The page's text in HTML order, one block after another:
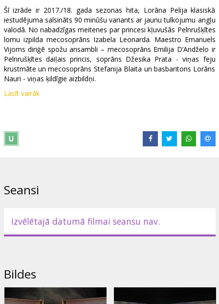
Kino
Klubs
Šī izrāde ir 2017./18. gada sezonas hita, Lorāna Pelija klasiskā
iestudējuma saīsināts 90 minūšu variants ar jaunu tulkojumu angļu
valodā. No nabadzīgas meitenes par princesi kļuvušās Pelnrušķītes
lomu izpilda mecosoprāns Izabela Leonarda. Maestro Emanuels
Vijoms diriģē spožu ansambli – mecosoprāns Emilija D’Andželo ir
Pelnrušķītes daiļais princis, soprāns Džesika Prata - viņas feju
krustmāte un mecosoprāns Stefanija Blaita un basbaritons Lorāns
Nauri - viņas ķildīgie aizbildņi.
Lasīt vairāk
Seansi
Izvēlētajā datumā filmai seansu nav.
Bildes